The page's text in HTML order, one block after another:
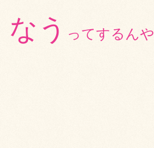
なう ってするんや